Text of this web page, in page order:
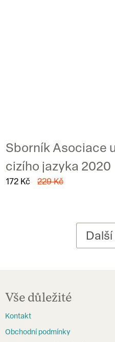
Sborník Asociace
cizího jazyka 2020
172 Kč 229 Kč
Vše důležité
Kontakt
Obchodní podmínky